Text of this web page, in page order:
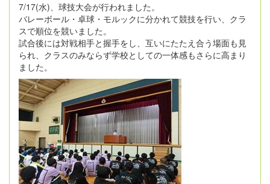
7/17(水)、球技大会が行われました。
バレーボール・卓球・モルックに分かれて競技を行い、クラ
スで順位を競いました。
試合後には対戦相手と握手をし、互いにたたえ合う場面も見
られ、クラスのみならず学校としての一体感もさらに高まり
ました。